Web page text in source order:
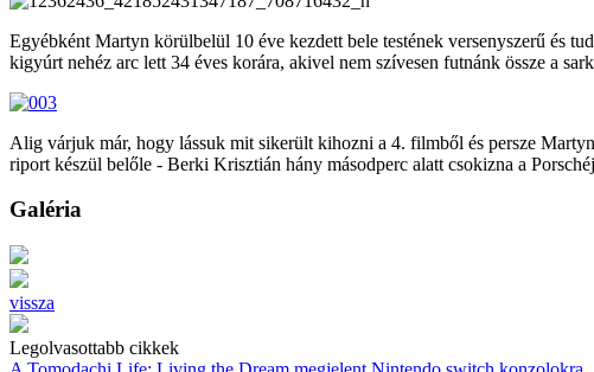
Egyébként Martyn körülbelül 10 éve kezdett bele testének versenyszerű és
kigyúrt nehéz arc lett 34 éves korára, akivel nem szívesen futnánk össze a
Alig várjuk már, hogy lássuk mit sikerült kihozni a 4. filmből és persze
riport készül belőle - Berki Krisztián hány másodperc alatt csokizna a
Galéria
vissza
Legolvasottabb cikkek